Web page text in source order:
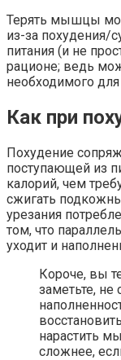
Терять мышцы
из-за похудения/
питания (и не
рационе; ведь
необходимого
Как при
Похудение
поступающей из
калорий, чем
сжигать
урезания
том, что
уходит и
Короче, вы
заметьте,
нарастить
сложнее,